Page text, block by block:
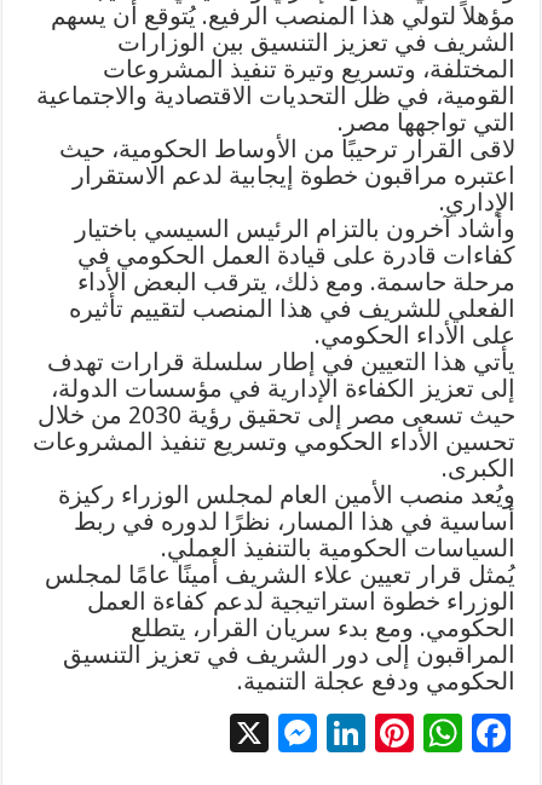
مؤهلاً لتولي هذا المنصب الرفيع. يُتوقع أن يسهم
الشريف في تعزيز التنسيق بين الوزارات
المختلفة، وتسريع وتيرة تنفيذ المشروعات
القومية، في ظل التحديات الاقتصادية والاجتماعية
التي تواجهها مصر.
لاقى القرار ترحيبًا من الأوساط الحكومية، حيث
اعتبره مراقبون خطوة إيجابية لدعم الاستقرار
الإداري.
وأشاد آخرون بالتزام الرئيس السيسي باختيار
كفاءات قادرة على قيادة العمل الحكومي في
مرحلة حاسمة. ومع ذلك، يترقب البعض الأداء
الفعلي للشريف في هذا المنصب لتقييم تأثيره
على الأداء الحكومي.
يأتي هذا التعيين في إطار سلسلة قرارات تهدف
إلى تعزيز الكفاءة الإدارية في مؤسسات الدولة،
حيث تسعى مصر إلى تحقيق رؤية 2030 من خلال
تحسين الأداء الحكومي وتسريع تنفيذ المشروعات
الكبرى.
ويُعد منصب الأمين العام لمجلس الوزراء ركيزة
أساسية في هذا المسار، نظرًا لدوره في ربط
السياسات الحكومية بالتنفيذ العملي.
يُمثل قرار تعيين علاء الشريف أمينًا عامًا لمجلس
الوزراء خطوة استراتيجية لدعم كفاءة العمل
الحكومي. ومع بدء سريان القرار، يتطلع
المراقبون إلى دور الشريف في تعزيز التنسيق
الحكومي ودفع عجلة التنمية.
F
W
Pi
Li
M